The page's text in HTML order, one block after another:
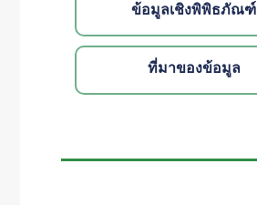
ข้อมูลเชิงพิพิธภัณฑ์
ที่มาของข้อมูล